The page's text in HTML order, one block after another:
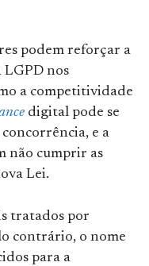
podem reforçar a
LGPD nos
a competitividade
digital pode se
e a
não cumprir as
Lei.
tratados por
contrário, o nome
para a